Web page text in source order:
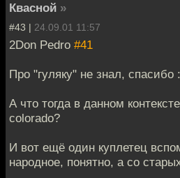
Квасной »
#43 | 24.09.01 11:57
2Don Pedro #41
Про "гуляку" не знал, спасибо
А что тогда в данном
colorado?
И вот ещё один куплетец
народное, понятно, а со